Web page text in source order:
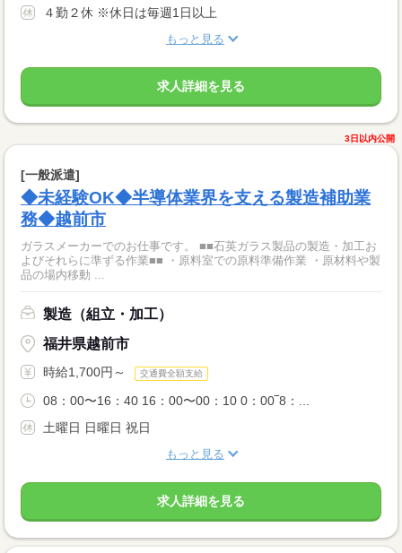
４勤２休 ※休日は毎週1日以上
もっと見る
求人詳細を見る
3日以内公開
[一般派遣]
◆未経験OK◆半導体業界を支える製造補助業
務◆越前市
ガラスメーカーでのお仕事です。 ■■石英ガラス製品の製造・加工お
よびそれらに準ずる作業■■ ・原料室での原料準備作業 ・原材料や製
品の場内移動 ...
製造（組立・加工）
福井県越前市
時給1,700円～ 交通費全額支給
08：00〜16：40 16：00〜00：10 0：00‾8：...
土曜日 日曜日 祝日
もっと見る
求人詳細を見る